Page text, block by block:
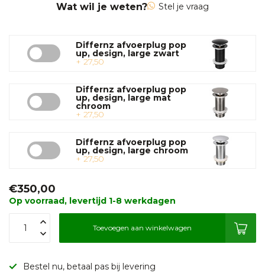
Wat wil je weten? Stel je vraag
Differnz afvoerplug pop
up, design, large zwart
+ 27,50
Differnz afvoerplug pop
up, design, large mat
chroom
+ 27,50
Differnz afvoerplug pop
up, design, large chroom
+ 27,50
€350,00
Op voorraad, levertijd 1-8 werkdagen
Toevoegen aan winkelwagen
Bestel nu, betaal pas bij levering